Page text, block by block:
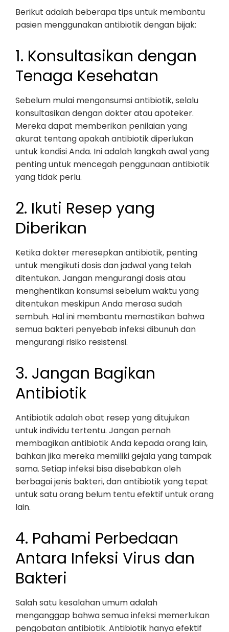
Berikut adalah beberapa tips untuk membantu
pasien menggunakan antibiotik dengan bijak:
1. Konsultasikan dengan
Tenaga Kesehatan
Sebelum mulai mengonsumsi antibiotik, selalu
konsultasikan dengan dokter atau apoteker.
Mereka dapat memberikan penilaian yang
akurat tentang apakah antibiotik diperlukan
untuk kondisi Anda. Ini adalah langkah awal yang
penting untuk mencegah penggunaan antibiotik
yang tidak perlu.
2. Ikuti Resep yang
Diberikan
Ketika dokter meresepkan antibiotik, penting
untuk mengikuti dosis dan jadwal yang telah
ditentukan. Jangan mengurangi dosis atau
menghentikan konsumsi sebelum waktu yang
ditentukan meskipun Anda merasa sudah
sembuh. Hal ini membantu memastikan bahwa
semua bakteri penyebab infeksi dibunuh dan
mengurangi risiko resistensi.
3. Jangan Bagikan
Antibiotik
Antibiotik adalah obat resep yang ditujukan
untuk individu tertentu. Jangan pernah
membagikan antibiotik Anda kepada orang lain,
bahkan jika mereka memiliki gejala yang tampak
sama. Setiap infeksi bisa disebabkan oleh
berbagai jenis bakteri, dan antibiotik yang tepat
untuk satu orang belum tentu efektif untuk orang
lain.
4. Pahami Perbedaan
Antara Infeksi Virus dan
Bakteri
Salah satu kesalahan umum adalah
menganggap bahwa semua infeksi memerlukan
pengobatan antibiotik. Antibiotik hanya efektif